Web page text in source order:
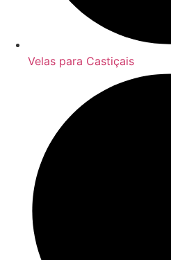
Velas para Castiçais